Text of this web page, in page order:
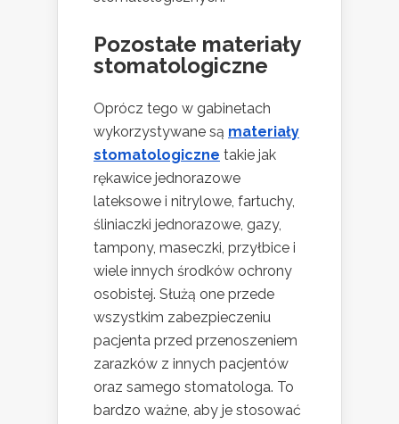
Pozostałe materiały
stomatologiczne
Oprócz tego w gabinetach
wykorzystywane są materiały
stomatologiczne takie jak
rękawice jednorazowe
lateksowe i nitrylowe, fartuchy,
śliniaczki jednorazowe, gazy,
tampony, maseczki, przyłbice i
wiele innych środków ochrony
osobistej. Służą one przede
wszystkim zabezpieczeniu
pacjenta przed przenoszeniem
zarazków z innych pacjentów
oraz samego stomatologa. To
bardzo ważne, aby je stosować